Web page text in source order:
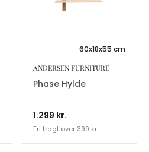
60x18x55 cm
ANDERSEN FURNITURE
Phase Hylde
1.299 kr.
Fri fragt over 399 kr